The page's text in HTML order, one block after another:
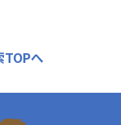
TOPへ